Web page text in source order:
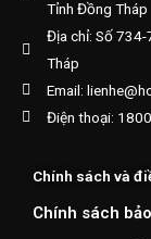
Tỉnh Đồng Tháp
Địa chỉ: Số 734-
Tháp
Email:
Điện thoại:
Chính sách và
Chính sách